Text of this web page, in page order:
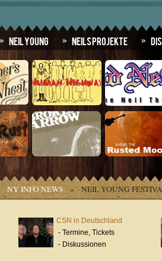
Neil Young Neils Projekte
NY INFO NEWS » NEIL YOUNG
CSN in Deutschland
- Termine, Tickets
- Diskussionen